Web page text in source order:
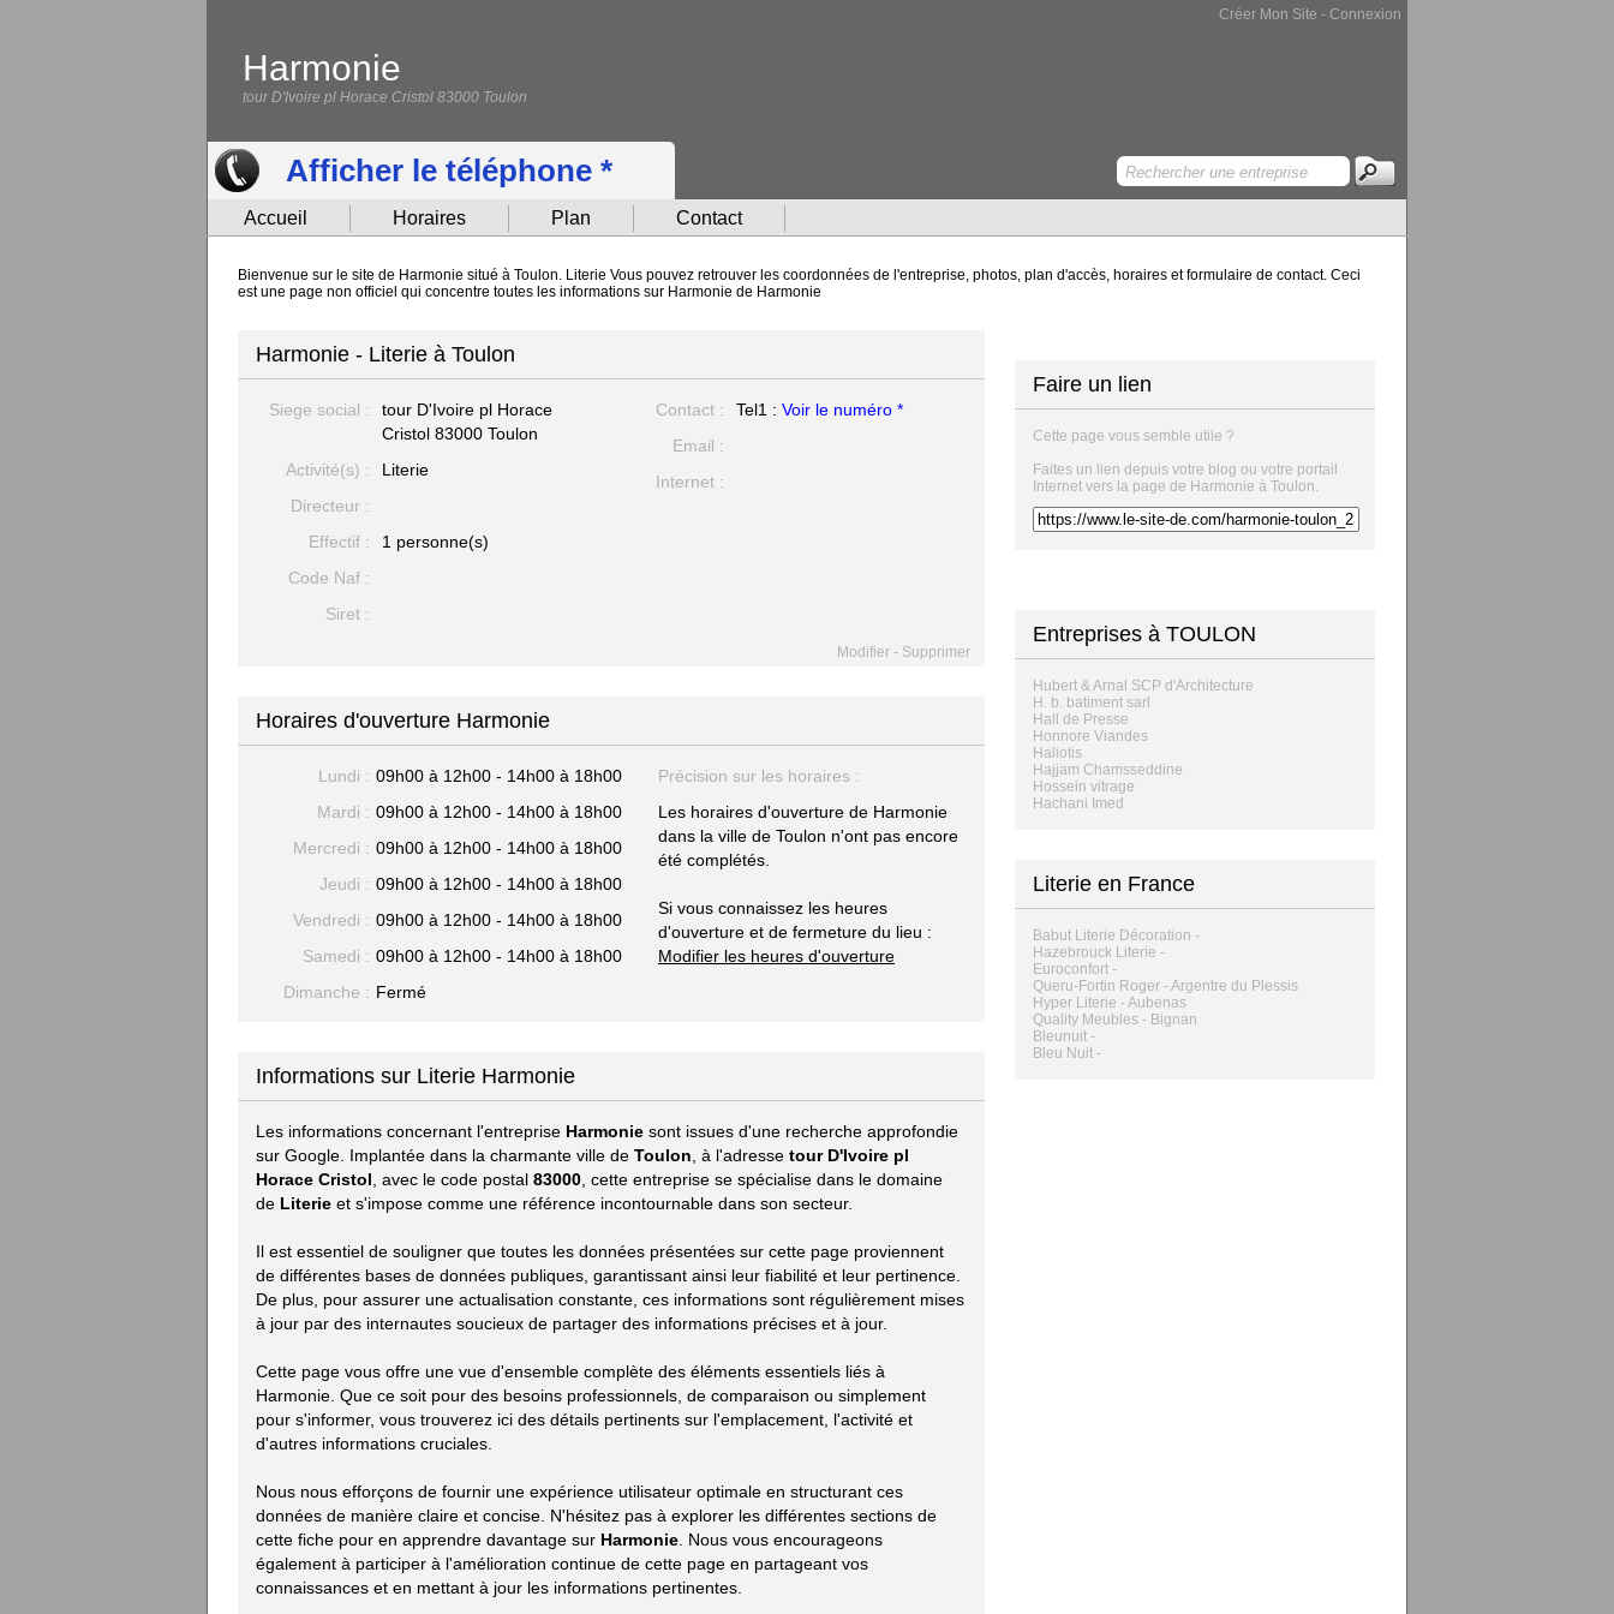
Créer Mon Site - Connexion
Harmonie
tour D'Ivoire pl Horace Cristol 83000 Toulon
Afficher le téléphone *
Accueil Horaires Plan Contact
Bienvenue sur le site de Harmonie situé à Toulon. Literie Vous pouvez retrouver les coordonnées de l'entreprise, photos, plan d'accès, horaires et formulaire de contact. Ceci
est une page non officiel qui concentre toutes les informations sur Harmonie de Harmonie
Harmonie - Literie à Toulon
Siege social :
tour D'Ivoire pl Horace
Cristol 83000 Toulon
Activité(s) :
Literie
Directeur :
Effectif :
1 personne(s)
Code Naf :
Siret :
Contact : Tel1 : Voir le numéro *
Email :
Internet :
Modifier - Supprimer
Horaires d'ouverture Harmonie
Lundi : 09h00 à 12h00 - 14h00 à 18h00
Mardi : 09h00 à 12h00 - 14h00 à 18h00
Mercredi : 09h00 à 12h00 - 14h00 à 18h00
Jeudi : 09h00 à 12h00 - 14h00 à 18h00
Vendredi : 09h00 à 12h00 - 14h00 à 18h00
Samedi : 09h00 à 12h00 - 14h00 à 18h00
Dimanche : Fermé
Précision sur les horaires :
Les horaires d'ouverture de Harmonie
dans la ville de Toulon n'ont pas encore
été complétés.
Si vous connaissez les heures
d'ouverture et de fermeture du lieu :
Modifier les heures d'ouverture
Informations sur Literie Harmonie
Les informations concernant l'entreprise Harmonie sont issues d'une recherche approfondie
sur Google. Implantée dans la charmante ville de Toulon , à l'adresse tour D'Ivoire pl
Horace Cristol , avec le code postal 83000 , cette entreprise se spécialise dans le domaine
de Literie et s'impose comme une référence incontournable dans son secteur.
Il est essentiel de souligner que toutes les données présentées sur cette page proviennent
de différentes bases de données publiques, garantissant ainsi leur fiabilité et leur pertinence.
De plus, pour assurer une actualisation constante, ces informations sont régulièrement mises
à jour par des internautes soucieux de partager des informations précises et à jour.
Cette page vous offre une vue d'ensemble complète des éléments essentiels liés à
Harmonie. Que ce soit pour des besoins professionnels, de comparaison ou simplement
pour s'informer, vous trouverez ici des détails pertinents sur l'emplacement, l'activité et
d'autres informations cruciales.
Nous nous efforçons de fournir une expérience utilisateur optimale en structurant ces
données de manière claire et concise. N'hésitez pas à explorer les différentes sections de
cette fiche pour en apprendre davantage sur Harmonie . Nous vous encourageons
également à participer à l'amélioration continue de cette page en partageant vos
connaissances et en mettant à jour les informations pertinentes.
Faire un lien
Cette page vous semble utile ?
Faites un lien depuis votre blog ou votre portail
Internet vers la page de Harmonie à Toulon.
Entreprises à TOULON
Hubert & Arnal SCP d'Architecture
H. b. batiment sarl
Hall de Presse
Honnore Viandes
Haliotis
Hajjam Chamsseddine
Hossein vitrage
Hachani Imed
Literie en France
Babut Literie Décoration -
Hazebrouck Literie -
Euroconfort -
Queru-Fortin Roger - Argentre du Plessis
Hyper Literie - Aubenas
Quality Meubles - Bignan
Bleunuit -
Bleu Nuit -